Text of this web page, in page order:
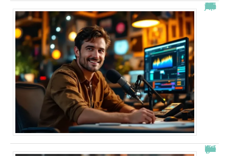
“Alexis Morel, journaliste : Qui est le fils de Apolline de Malherbe ?”
Combien de fois peut-on passer en commission logement ?